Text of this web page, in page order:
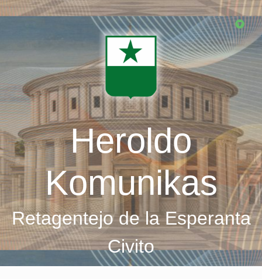
Skip
Heroldo
Komunikas
Retagentejo de la Esperanta
Civito